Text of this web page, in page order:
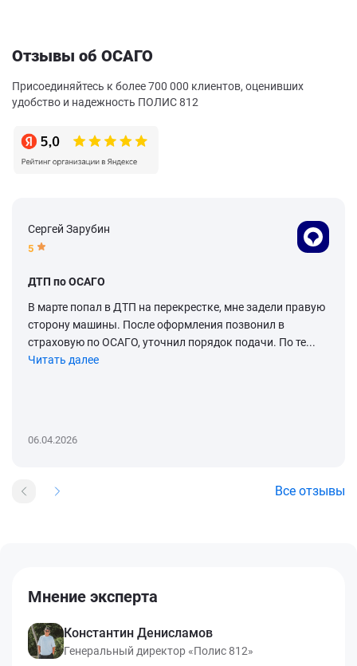
Отзывы об ОСАГО
Присоединяйтесь к более 700 000 клиентов, оценивших
удобство и надежность ПОЛИС 812
Сергей Зарубин
5
ДТП по ОСАГО
В марте попал в ДТП на перекрестке, мне задели правую
сторону машины. После оформления позвонил в
страховую по ОСАГО, уточнил порядок подачи. По те...
Читать далее
06.04.2026
Все отзывы
Мнение эксперта
Константин Денисламов
Генеральный директор «Полис 812»